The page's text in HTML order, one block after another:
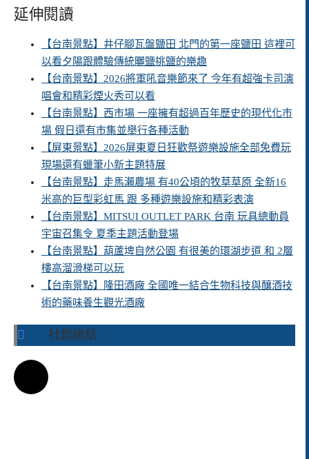
延伸閱讀
【台南景點】井仔腳瓦盤鹽田 北門的第一座鹽田 這裡可
以看夕陽跟體驗傳統曬鹽挑鹽的樂趣
【台南景點】2026將軍吼音樂節來了 今年有超強卡司演
唱會和精彩煙火秀可以看
【台南景點】西市場 一座擁有超過百年歷史的現代化市
場 假日還有市集並舉行各種活動
【屏東景點】2026屏東夏日狂歡祭遊樂設施全部免費玩
現場還有蠟筆小新主題特展
【台南景點】走馬瀨農場 有40公頃的牧草草原 全新16
米高的巨型彩虹馬 跟 多種遊樂設施和精彩表演
【台南景點】MITSUI OUTLET PARK 台南 玩具總動員
宇宙召集令 夏季主題活動登場
【台南景點】葫蘆埤自然公園 有很美的環湖步道 和 2層
樓高溜滑梯可以玩
【台南景點】隆田酒廠 全國唯一結合生物科技與釀酒技
術的藥味養生觀光酒廠
社群連結